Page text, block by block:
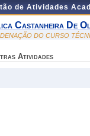
de Atividades
Castanheira De
DO CURSO
Atividades